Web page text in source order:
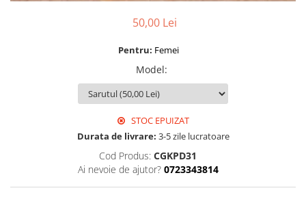
50,00 Lei
Pentru: Femei
Model:
STOC EPUIZAT
Durata de livrare: 3-5 zile lucratoare
Cod Produs: CGKPD31
Ai nevoie de ajutor? 0723343814